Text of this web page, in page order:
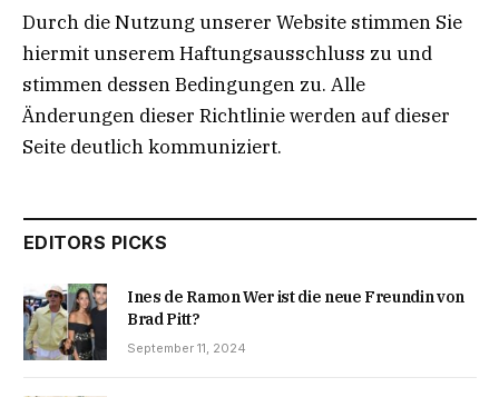
Durch die Nutzung unserer Website stimmen Sie
hiermit unserem Haftungsausschluss zu und
stimmen dessen Bedingungen zu. Alle
Änderungen dieser Richtlinie werden auf dieser
Seite deutlich kommuniziert.
EDITORS PICKS
Ines de Ramon Wer ist die neue Freundin von
Brad Pitt?
September 11, 2024